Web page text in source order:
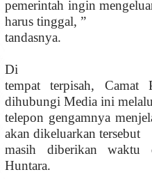
pemerintah ingin
harus tinggal, ”
tandasnya.
Di
tempat terpisah, Camat
dihubungi Media ini
telepon gengamnya
akan dikeluarkan tersebut
masih diberikan waktu
Huntara.